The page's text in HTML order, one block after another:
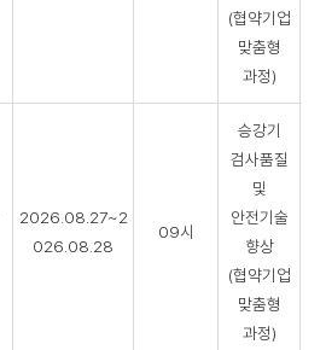
(협약기업
맞춤형
과정)
2026.08.27~2
026.08.28
09시
승강기
검사품질
및
안전기술
향상
(협약기업
맞춤형
과정)